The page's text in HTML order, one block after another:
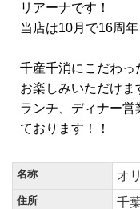
リアーナです！
当店は10月で16周年
千産千消にこだわっ
お楽しみいただけま
ランチ、ディナー営
ております！！
名称 オ
住所 千